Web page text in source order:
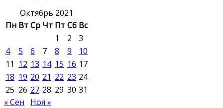
Октябрь 2021
Пн ВтСр Чт ПтСб Вс
1
2
3
4
5 6 7 8 9
10
11 12 13 14 15 16 17
18 19 20 21 22 23 24
25 26 27 28 29 30 31
« Сен
Ноя »